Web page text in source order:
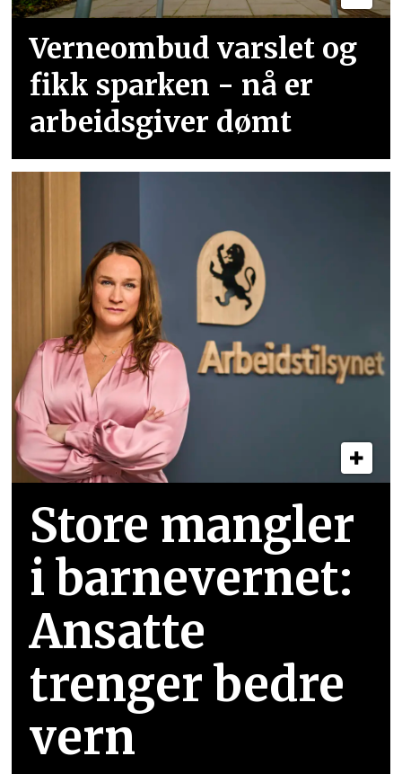
Verneombud varslet og
fikk sparken - nå er
arbeidsgiver dømt
Store mangler
i barnevernet:
Ansatte
trenger bedre
vern